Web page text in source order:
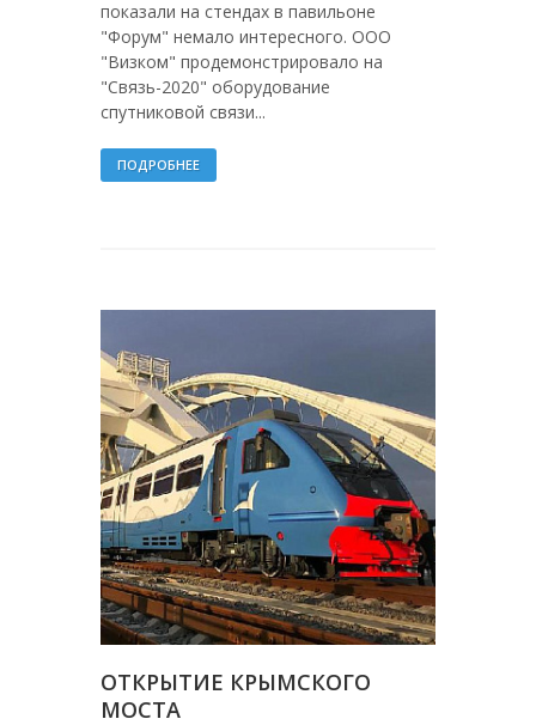
показали на стендах в павильоне
"Форум" немало интересного. ООО
"Визком" продемонстрировало на
"Связь-2020" оборудование
спутниковой связи...
ПОДРОБНЕЕ
ОТКРЫТИЕ КРЫМСКОГО
МОСТА